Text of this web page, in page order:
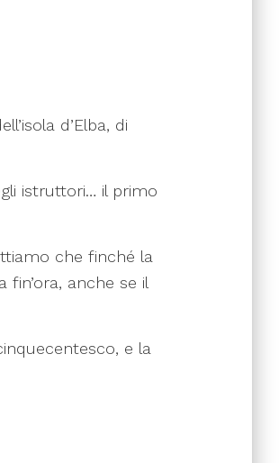
d’Elba, di
istruttori… il primo
che finché la
anche se il
e la